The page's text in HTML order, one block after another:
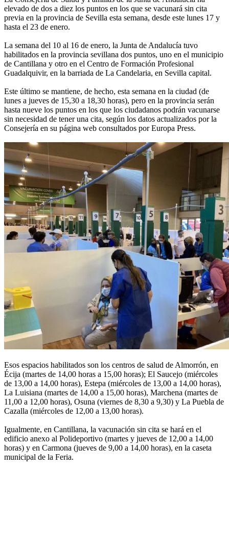
elevado de dos a diez los puntos en los que se vacunará sin cita
previa en la provincia de Sevilla esta semana, desde este lunes 17 y
hasta el 23 de enero.
La semana del 10 al 16 de enero, la Junta de Andalucía tuvo
habilitados en la provincia sevillana dos puntos, uno en el municipio
de Cantillana y otro en el Centro de Formación Profesional
Guadalquivir, en la barriada de La Candelaria, en Sevilla capital.
Este último se mantiene, de hecho, esta semana en la ciudad (de
lunes a jueves de 15,30 a 18,30 horas), pero en la provincia serán
hasta nueve los puntos en los que los ciudadanos podrán vacunarse
sin necesidad de tener una cita, según los datos actualizados por la
Consejería en su página web consultados por Europa Press.
Esos espacios habilitados son los centros de salud de Almorrón, en
Écija (martes de 14,00 horas a 15,00 horas); El Saucejo (miércoles
de 13,00 a 14,00 horas), Estepa (miércoles de 13,00 a 14,00 horas),
La Luisiana (martes de 14,00 a 15,00 horas), Marchena (martes de
11,00 a 12,00 horas), Osuna (viernes de 8,30 a 9,30) y La Puebla de
Cazalla (miércoles de 12,00 a 13,00 horas).
Igualmente, en Cantillana, la vacunación sin cita se hará en el
edificio anexo al Polideportivo (martes y jueves de 12,00 a 14,00
horas) y en Carmona (jueves de 9,00 a 14,00 horas), en la caseta
municipal de la Feria.